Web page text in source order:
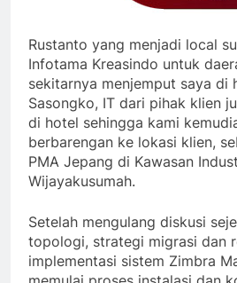
Rustanto yang menjadi local
Infotama Kreasindo untuk
sekitarnya menjemput saya di
Sasongko, IT dari pihak klien
di hotel sehingga kami
berbarengan ke lokasi klien,
PMA Jepang di Kawasan
Wijayakusumah.
Setelah mengulang diskusi
topologi, strategi migrasi dan
implementasi sistem Zimbra